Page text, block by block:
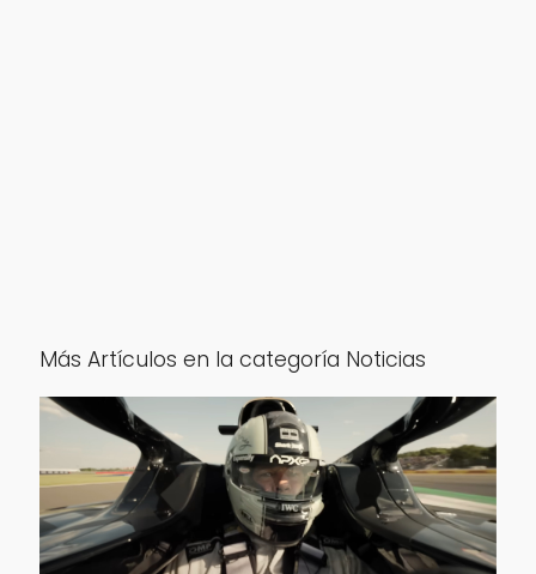
Más Artículos en la categoría Noticias